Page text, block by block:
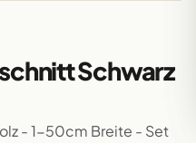
Schwarz
- 1-50cm Breite - Set